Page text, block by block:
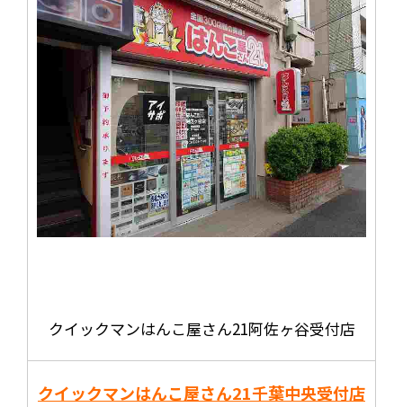
クイックマンはんこ屋さん21阿佐ヶ谷受付店
クイックマンはんこ屋さん21千葉中央受付店